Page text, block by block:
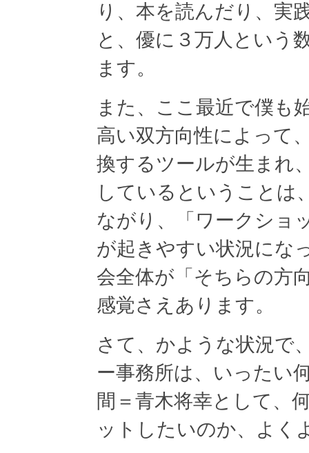
り、本を読んだり、実
と、優に３万人という
ます。
また、ここ最近で僕も
高い双方向性によって
換するツールが生まれ
しているということは
ながり、「ワークショ
が起きやすい状況にな
会全体が「そちらの方
感覚さえあります。
さて、かような状況で
ー事務所は、いったい
間＝青木将幸として、
ットしたいのか、よく